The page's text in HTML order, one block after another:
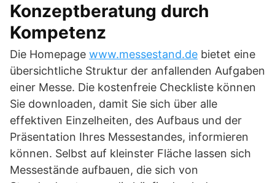
Konzeptberatung durch
Kompetenz
Die Homepage www.messestand.de bietet eine
übersichtliche Struktur der anfallenden Aufgaben
einer Messe. Die kostenfreie Checkliste können
Sie downloaden, damit Sie sich über alle
effektiven Einzelheiten, des Aufbaus und der
Präsentation Ihres Messestandes, informieren
können. Selbst auf kleinster Fläche lassen sich
Messestände aufbauen, die sich von